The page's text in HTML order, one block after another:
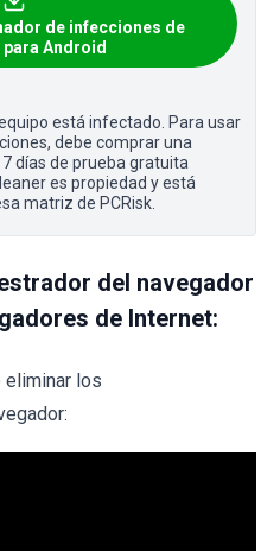
de infecciones de
Android
está infectado. Para usar
debe comprar una
días de prueba gratuita
es propiedad y está
matriz de PCRisk.
del navegador
de Internet:
eliminar los